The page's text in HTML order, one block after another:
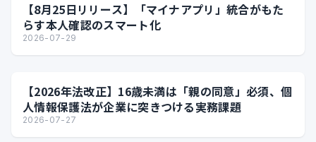
【8月25日リリース】「マイナアプリ」統合がもた
らす本人確認のスマート化
2026-07-29
【2026年法改正】16歳未満は「親の同意」必須、個
人情報保護法が企業に突きつける実務課題
2026-07-27